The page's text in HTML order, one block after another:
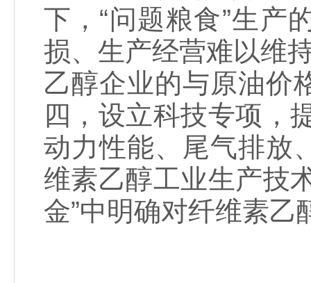
下，“问题粮食”生产
损、生产经营难以维
乙醇企业的与原油价
四，设立科技专项，
动力性能、尾气排放
维素乙醇工业生产技
金”中明确对纤维素